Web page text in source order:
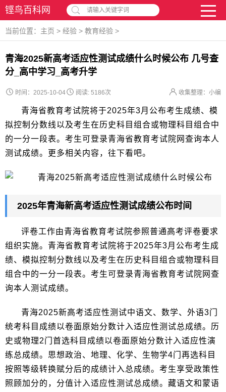
铿鸟百科网 请输入关键字词
当前位置： 主页 > 经验 > 教育经验 >
青海2025新高考适应性测试成绩什么时候公布 几号查
分_高中学习_高考升学
时间：2025-10-04 收集整理：小编
阅读: 5186次
青海省教育考试院将于2025年3月公布考生成绩、模
拟控制分数线以及考生在历史科目组合或物理科目组合中
的一分一段表。考生可登录青海省教育考试院网查询本人
测试成绩。更多相关内容，往下看吧。
2025年青海新高考适应性测试成绩公布时间
评卷工作由青海省教育考试院参照普通高考评卷要求
组织实施。青海省教育考试院将于2025年3月公布考生成
绩、模拟控制分数线以及考生在历史科目组合或物理科目
组合中的一分一段表。考生可登录青海省教育考试院网查
询本人测试成绩。
青海2025新高考适应性测试中语文、数学、外语3门
统考科目成绩以卷面原始分数计入适应性测试总成绩。历
史或物理2门首选科目成绩以卷面原始分数计入适应性演
练总成绩。思想政治、地理、化学、生物学4门再选科目
按照等级转换赋分后的成绩计入总成绩。考生享受政策性
照顾加分的，分值计入适应性测试总成绩。藏语文和蒙语